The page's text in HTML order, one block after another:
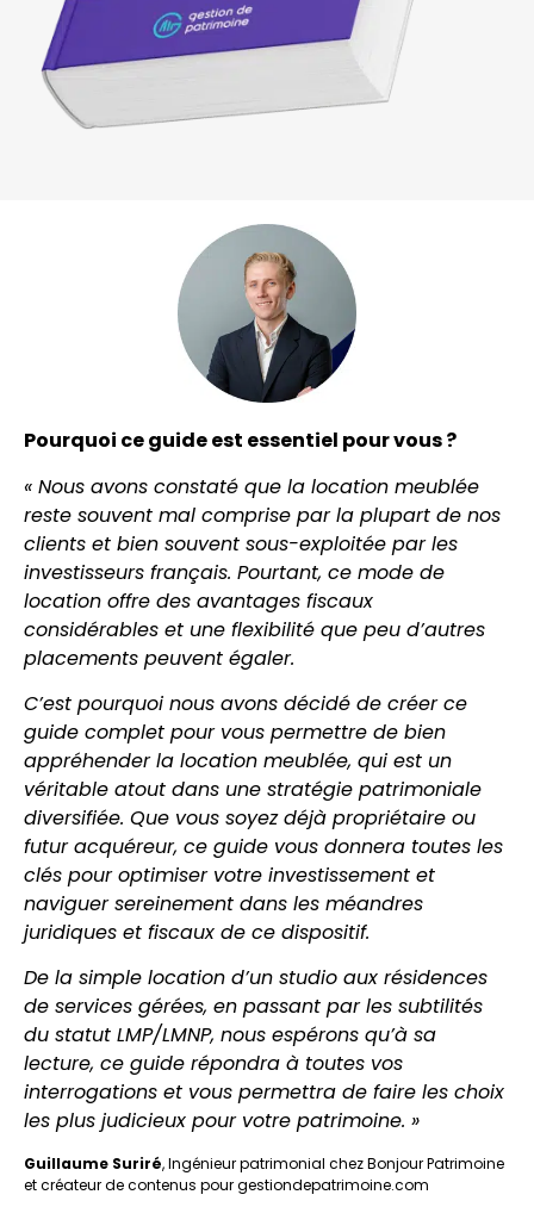
Pourquoi ce guide est essentiel pour vous ?
« Nous avons constaté que la location meublée
reste souvent mal comprise par la plupart de nos
clients et bien souvent sous-exploitée par les
investisseurs français. Pourtant, ce mode de
location offre des avantages fiscaux
considérables et une flexibilité que peu d’autres
placements peuvent égaler.
C’est pourquoi nous avons décidé de créer ce
guide complet pour vous permettre de bien
appréhender la location meublée, qui est un
véritable atout dans une stratégie patrimoniale
diversifiée. Que vous soyez déjà propriétaire ou
futur acquéreur, ce guide vous donnera toutes les
clés pour optimiser votre investissement et
naviguer sereinement dans les méandres
juridiques et fiscaux de ce dispositif.
De la simple location d’un studio aux résidences
de services gérées, en passant par les subtilités
du statut LMP/LMNP, nous espérons qu’à sa
lecture, ce guide répondra à toutes vos
interrogations et vous permettra de faire les choix
les plus judicieux pour votre patrimoine. »
Guillaume Suriré, Ingénieur patrimonial chez Bonjour Patrimoine
et créateur de contenus pour gestiondepatrimoine.com